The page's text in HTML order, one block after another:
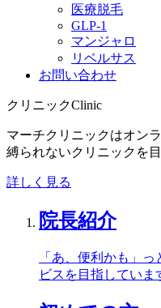
医療脱毛
GLP-1
マンジャロ
リベルサス
お問い合わせ
クリニックClinic
マーチクリニックはオン
縛られないクリニックを
詳しく見る
院長紹介
「あ、便利かも」
ビスを目指していま